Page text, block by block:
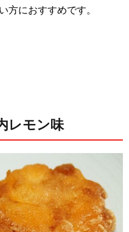
方におすすめです。
レモン味